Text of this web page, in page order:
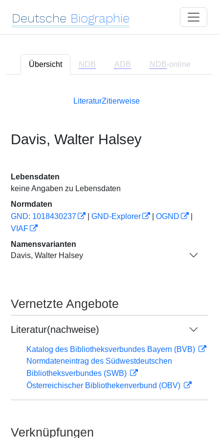
Deutsche Biographie
Übersicht NDB ADB NDB-online
LiteraturZitierweise
Davis, Walter Halsey
Lebensdaten
keine Angaben zu Lebensdaten
Normdaten
GND: 1018430237
GND-Explorer OGND
VIAF
Namensvarianten
Davis, Walter Halsey
Vernetzte Angebote
Literatur(nachweise)
Katalog des Bibliotheksverbundes Bayern (BVB)
Normdateneintrag des Südwestdeutschen
Bibliotheksverbundes (SWB)
Österreichischer Bibliothekenverbund (OBV)
Verknüpfungen